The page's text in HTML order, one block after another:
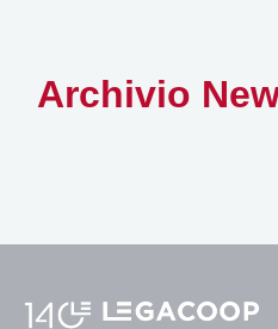
Archivio